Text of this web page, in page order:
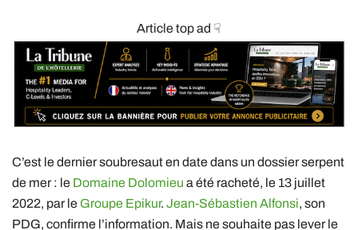
Article top ad ☟
C’est le dernier soubresaut en date dans un dossier serpent
de mer : le Domaine Dolomieu a été racheté, le 13 juillet
2022, par le Groupe Epikur. Jean-Sébastien Alfonsi, son
PDG, confirme l’information. Mais ne souhaite pas lever le